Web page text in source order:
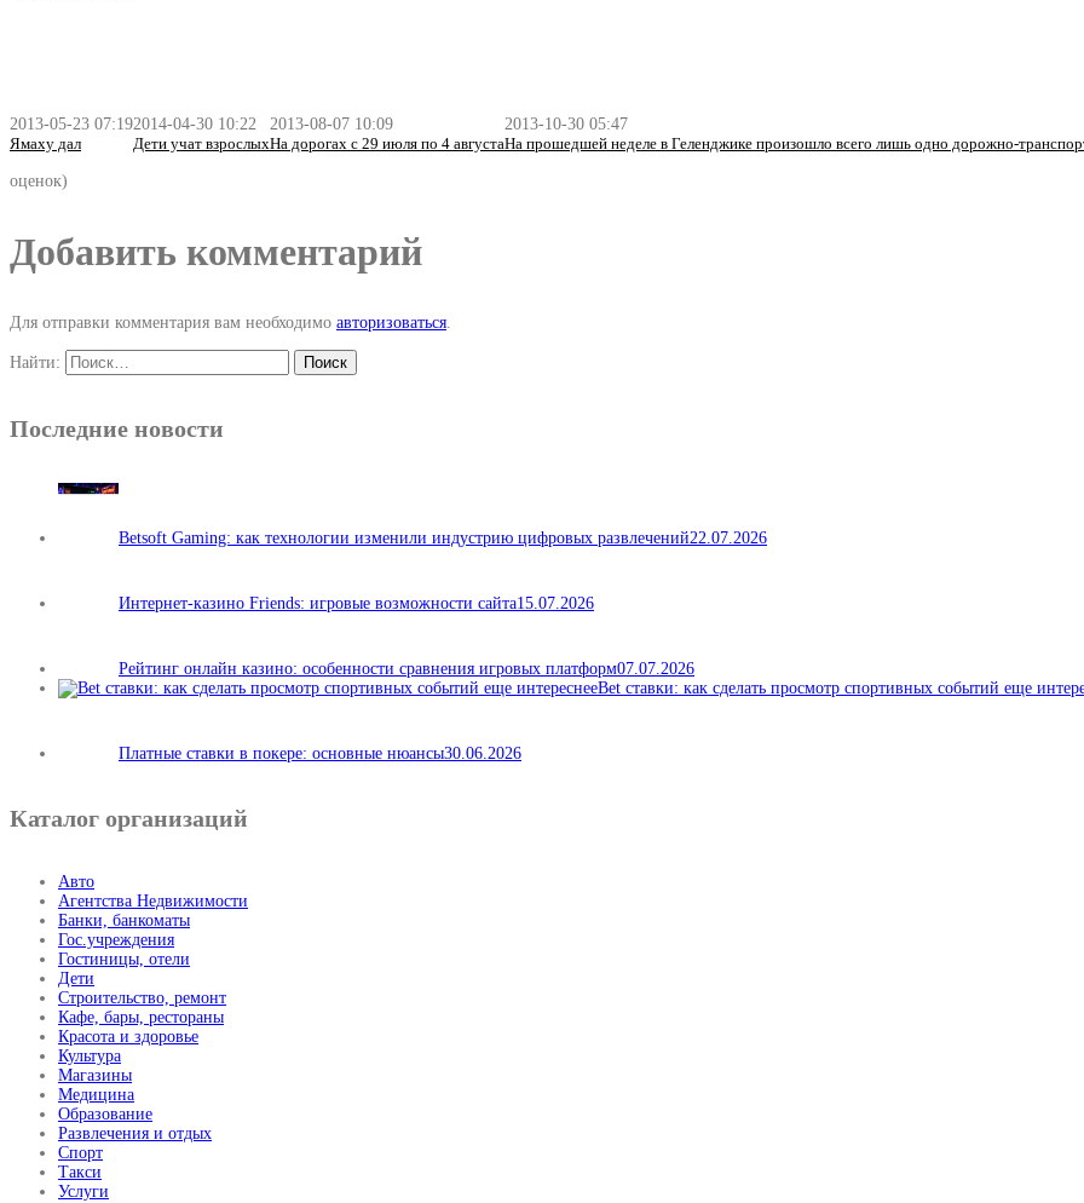
2013-05-23 07:19
Ямаху дал
2014-04-30 10:22
Дети учат взрослых
2013-08-07 10:09
На дорогах с 29 июля по 4 августа
2013-10-30 05:47
На прошедшей неделе в Геленджике произошло всего лишь одно дорожно-
оценок)
Добавить комментарий
Для отправки комментария вам необходимо авторизоваться
Найти:
Последние новости
Betsoft Gaming: как технологии изменили индустрию цифровых развлечений22.07.2026
Интернет-казино Friends: игровые возможности сайта15.07.2026
Рейтинг онлайн казино: особенности сравнения игровых платформ07.07.2026
Bet ставки: как сделать просмотр спортивных событий еще
Платные ставки в покере: основные нюансы30.06.2026
Каталог организаций
Авто
Агентства Недвижимости
Банки, банкоматы
Гос.учреждения
Гостиницы, отели
Дети
Строительство, ремонт
Кафе, бары, рестораны
Красота и здоровье
Культура
Магазины
Медицина
Образование
Развлечения и отдых
Спорт
Такси
Услуги